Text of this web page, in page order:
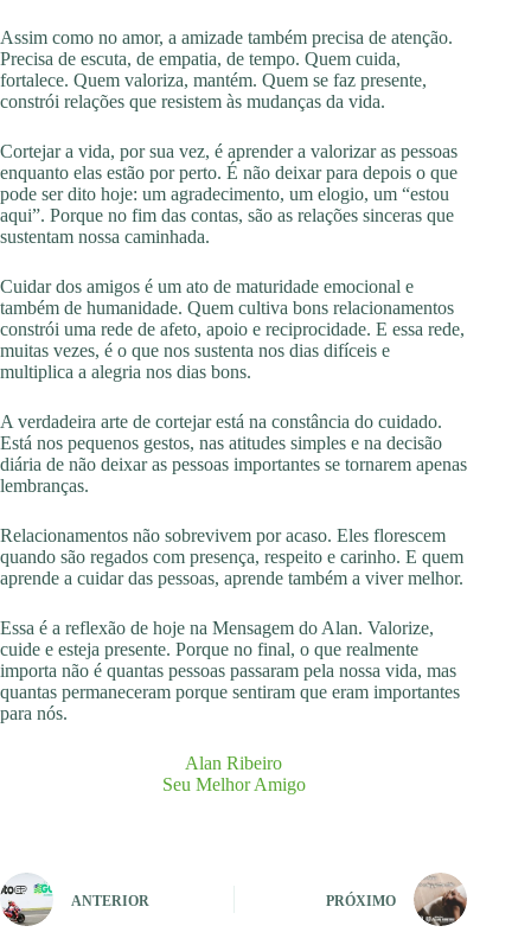
Assim como no amor, a amizade também precisa de atenção.
Precisa de escuta, de empatia, de tempo. Quem cuida,
fortalece. Quem valoriza, mantém. Quem se faz presente,
constrói relações que resistem às mudanças da vida.
Cortejar a vida, por sua vez, é aprender a valorizar as pessoas
enquanto elas estão por perto. É não deixar para depois o que
pode ser dito hoje: um agradecimento, um elogio, um “estou
aqui”. Porque no fim das contas, são as relações sinceras que
sustentam nossa caminhada.
Cuidar dos amigos é um ato de maturidade emocional e
também de humanidade. Quem cultiva bons relacionamentos
constrói uma rede de afeto, apoio e reciprocidade. E essa rede,
muitas vezes, é o que nos sustenta nos dias difíceis e
multiplica a alegria nos dias bons.
A verdadeira arte de cortejar está na constância do cuidado.
Está nos pequenos gestos, nas atitudes simples e na decisão
diária de não deixar as pessoas importantes se tornarem apenas
lembranças.
Relacionamentos não sobrevivem por acaso. Eles florescem
quando são regados com presença, respeito e carinho. E quem
aprende a cuidar das pessoas, aprende também a viver melhor.
Essa é a reflexão de hoje na Mensagem do Alan. Valorize,
cuide e esteja presente. Porque no final, o que realmente
importa não é quantas pessoas passaram pela nossa vida, mas
quantas permaneceram porque sentiram que eram importantes
para nós.
Alan Ribeiro
Seu Melhor Amigo
ANTERIOR PRÓXIMO